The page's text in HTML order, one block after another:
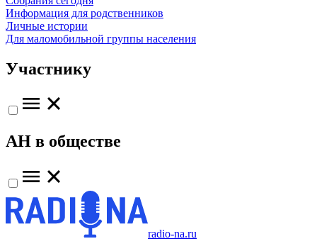
Информация для родственников
Личные истории
Для маломобильной группы населения
Участнику
АН в обществе
radio-na.ru